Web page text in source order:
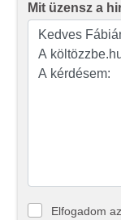
Mit üzensz a
Elfogadom